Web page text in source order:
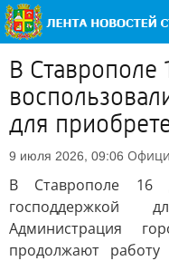
В Ставрополе
для
9 июля 2026, 09:06
В Ставрополе 16
господдержкой
Администрация
продолжают